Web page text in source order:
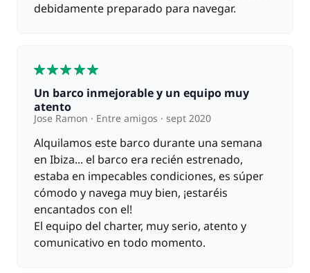
debidamente preparado para navegar.
Un barco inmejorable y un equipo muy
atento
Jose Ramon Entre amigos sept 2020
Alquilamos este barco durante una semana
en Ibiza... el barco era recién estrenado,
estaba en impecables condiciones, es súper
cómodo y navega muy bien, ¡estaréis
encantados con el!
El equipo del charter, muy serio, atento y
comunicativo en todo momento.